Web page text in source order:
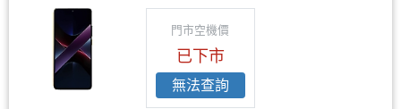
門市空機價
已下市
無法查詢